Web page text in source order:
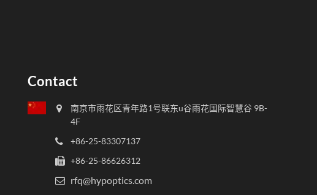
Contact
南京市雨花区青年路1号联东u谷雨花国际智慧谷 9B-
4F
+86-25-83307137
+86-25-86626312
rfq@hypoptics.com